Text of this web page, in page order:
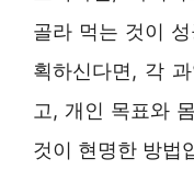
골라 먹는 것이
획하신다면, 각
고, 개인 목표와
것이 현명한 방법